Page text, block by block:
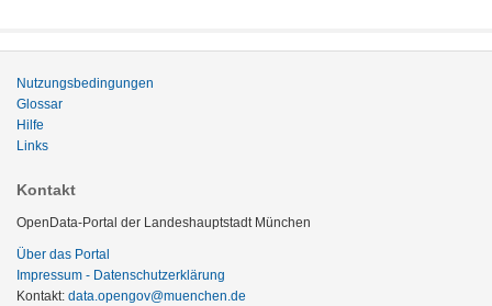
Nutzungsbedingungen
Glossar
Hilfe
Links
Kontakt
OpenData-Portal der Landeshauptstadt München
Über das Portal
Impressum - Datenschutzerklärung
Kontakt: data.opengov@muenchen.de